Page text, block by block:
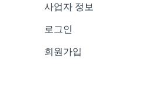
사업자 정보
로그인
회원가입